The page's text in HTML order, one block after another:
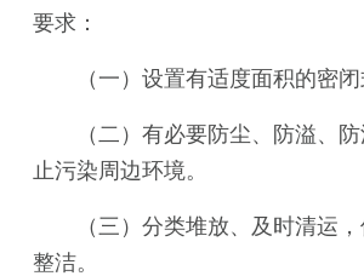
要求：
（一）设置有适度面积的密闭
（二）有必要防尘、防溢、
止污染周边环境。
（三）分类堆放、及时清运
整洁。